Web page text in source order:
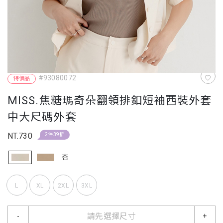
特價品 #93080072
MISS.焦糖瑪奇朵翻領排釦短袖西裝外套
中大尺碼外套
NT.730 2件39折
杏
L XL 2XL 3XL
請先選擇尺寸
- +